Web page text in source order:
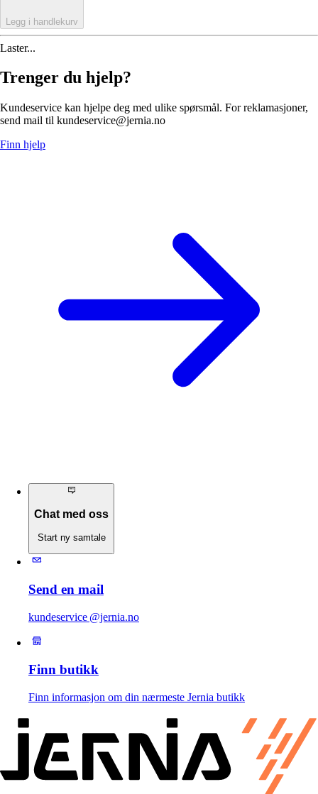
Legg i handlekurv
Laster...
Trenger du hjelp?
Kundeservice kan hjelpe deg med ulike spørsmål. For reklamasjoner,
send mail til kundeservice@jernia.no
Finn hjelp
Chat med oss
Start ny samtale
Send en mail
kundeservice @jernia.no
Finn butikk
Finn informasjon om din nærmeste Jernia butikk